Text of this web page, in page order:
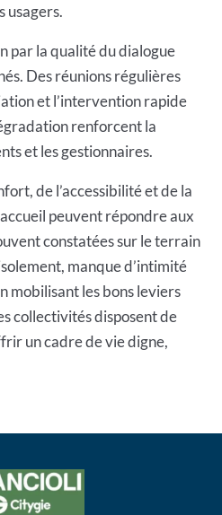
usagers.
par la qualité du dialogue
Des réunions régulières
et l’intervention rapide
renforcent la
et les gestionnaires.
de l’accessibilité et de la
peuventrépondre aux
constatées sur le terrain
manque d’intimité
mobilisant les bons leviers
collectivités disposent de
un cadre de vie digne,